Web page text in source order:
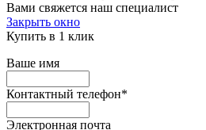
Вами свяжется наш специалист
Закрыть окно
Купить в 1 клик
Ваше имя
Контактный телефон*
Электронная почта